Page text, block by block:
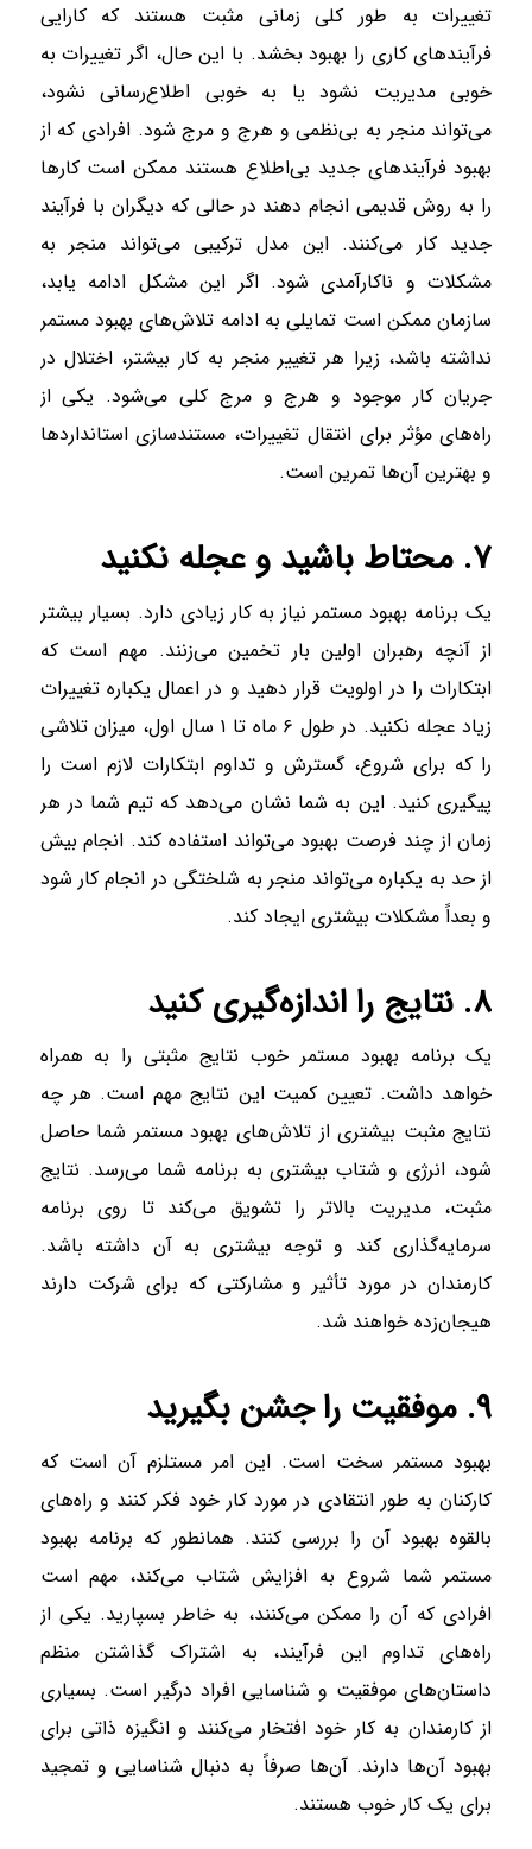
تغییرات به طور کلی زمانی مثبت هستند که کارایی
فرآیند‌های کاری را بهبود بخشد. با این حال، اگر تغییرات به
خوبی مدیریت نشود یا به خوبی اطلاع‌رسانی نشود،
می‌تواند منجر به بی‌نظمی و هرج و مرج شود. افرادی که از
بهبود فرآیند‌های جدید بی‌اطلاع هستند ممکن است کار‌ها
را به روش قدیمی انجام دهند در حالی که دیگران با فرآیند
جدید کار می‌کنند. این مدل ترکیبی می‌تواند منجر به
مشکلات و ناکارآمدی شود. اگر این مشکل ادامه یابد،
سازمان ممکن است تمایلی به ادامه تلاش‌های بهبود مستمر
نداشته باشد، زیرا هر تغییر منجر به کار بیشتر، اختلال در
جریان کار موجود و هرج و مرج کلی می‌شود. یکی از
راه‌های مؤثر برای انتقال تغییرات، مستندسازی استاندارد‌ها
و بهترین آن‌ها تمرین است.
۷. محتاط باشید و عجله نکنید
یک برنامه بهبود مستمر نیاز به کار زیادی دارد. بسیار بیشتر
از آنچه رهبران اولین بار تخمین می‌زنند. مهم است که
ابتکارات را در اولویت قرار دهید و در اعمال یکباره تغییرات
زیاد عجله نکنید. در طول ۶ ماه تا ۱ سال اول، میزان تلاشی
را که برای شروع، گسترش و تداوم ابتکارات لازم است را
پیگیری کنید. این به شما نشان می‌دهد که تیم شما در هر
زمان از چند فرصت بهبود می‌تواند استفاده کند. انجام بیش
از حد به یکباره می‌تواند منجر به شلختگی در انجام کار شود
و بعداً مشکلات بیشتری ایجاد کند.
۸. نتایج را اندازه‌گیری کنید
یک برنامه بهبود مستمر خوب نتایج مثبتی را به همراه
خواهد داشت. تعیین کمیت این نتایج مهم است. هر چه
نتایج مثبت بیشتری از تلاش‌های بهبود مستمر شما حاصل
شود، انرژی و شتاب بیشتری به برنامه شما می‌رسد. نتایج
مثبت، مدیریت بالاتر را تشویق می‌کند تا روی برنامه
سرمایه‌گذاری کند و توجه بیشتری به آن داشته باشد.
کارمندان در مورد تأثیر و مشارکتی که برای شرکت دارند
هیجان‌زده خواهند شد.
۹. موفقیت را جشن بگیرید
بهبود مستمر سخت است. این امر مستلزم آن است که
کارکنان به طور انتقادی در مورد کار خود فکر کنند و راه‌های
بالقوه بهبود آن را بررسی کنند. همانطور که برنامه بهبود
مستمر شما شروع به افزایش شتاب می‌کند، مهم است
افرادی که آن را ممکن می‌کنند، به خاطر بسپارید. یکی از
راه‌های تداوم این فرآیند، به اشتراک گذاشتن منظم
داستان‌های موفقیت و شناسایی افراد درگیر است. بسیاری
از کارمندان به کار خود افتخار می‌کنند و انگیزه ذاتی برای
بهبود آن‌ها دارند. آن‌ها صرفاً به دنبال شناسایی و تمجید
برای یک کار خوب هستند.